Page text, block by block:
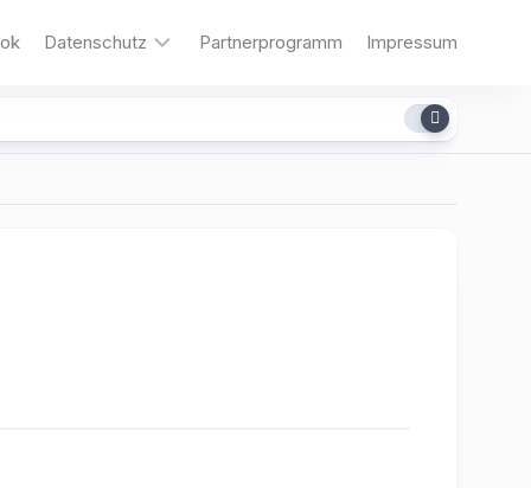
Datenschutz Partnerprogramm Impressum